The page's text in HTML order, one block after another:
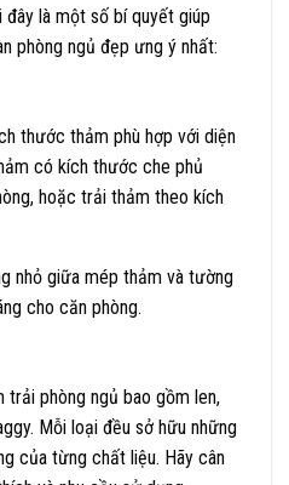
đây là một số bí quyết giúp
phòng ngủ đẹp ưng ý nhất:
thước thảm phù hợp với diện
có kích thước che phủ
hoặc trải thảm theo kích
nhỏ giữa mép thảm và tường
cho căn phòng.
trải phòng ngủ bao gồm len,
Mỗi loại đều sở hữu những
của từng chất liệu. Hãy cân